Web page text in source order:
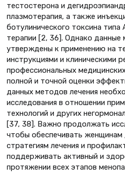
тестостерона и
плазмотерапия, а также
ботулинического токсина типа
терапии [2, 36]. Однако данные
утверждены к применению на
инструкциями и клиническими
профессиональных
полной и точной оценки
данных методов лечения
исследования в отношении
технологий и других
[37, 38]. Важно продолжать
чтобы обеспечивать
стратегиям лечения и
поддерживать активный и
протяжении всех этапов